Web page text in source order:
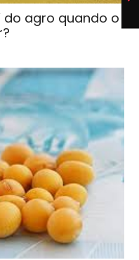
do agro quando o